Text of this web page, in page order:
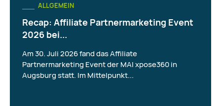
ALLGEMEIN
Recap: Affiliate Partnermarketing Event
2026 bei...
Am 30. Juli 2026 fand das Affiliate
Partnermarketing Event der MAI xpose360 in
Augsburg statt. Im Mittelpunkt...